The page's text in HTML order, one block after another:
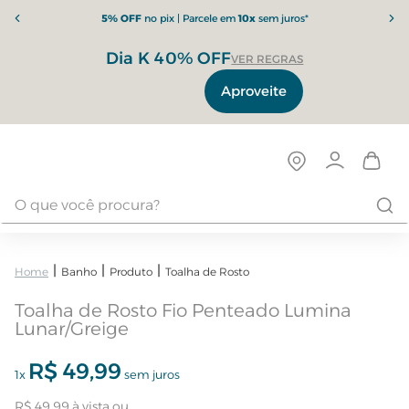
5% OFFno pix | Parcele em10xsem juros*
Dia K 40% OFFVER REGRAS
Aproveite
Banho Produto Toalha de Rosto
Toalha de Rosto Fio Penteado Lumina
Lunar/Greige
1x R$ 49,99 sem juros